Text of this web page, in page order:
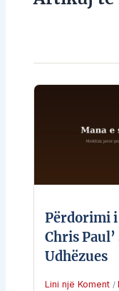
Përdorimi i
Chris Paul’
Udhëzues
Lini një Koment /